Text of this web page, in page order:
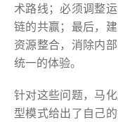
术路线；必须调整
链的共赢；最后，
资源整合，消除内
统一的体验。
针对这些问题，马
型模式给出了自己